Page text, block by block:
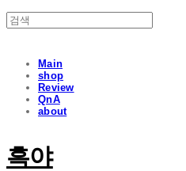
Main
shop
Review
QnA
about
흑야